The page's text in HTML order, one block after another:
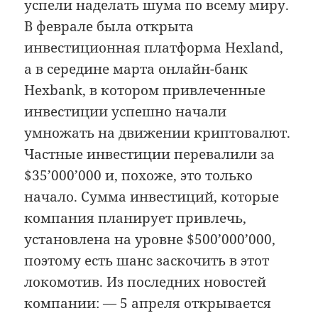
успели наделать шума по всему миру.
В феврале была открыта
инвестиционная платформа Hexland,
а в середине марта онлайн-банк
Hexbank, в котором привлеченные
инвестиции успешно начали
умножать на движении криптовалют.
Частные инвестиции перевалили за
$35’000’000 и, похоже, это только
начало. Сумма инвестиций, которые
компания планирует привлечь,
установлена на уровне $500’000’000,
поэтому есть шанс заскочить в этот
локомотив. Из последних новостей
компании: — 5 апреля открывается